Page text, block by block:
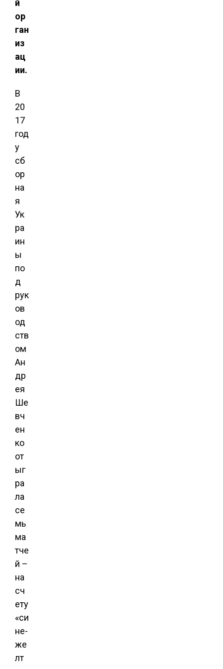
й
ор
ган
из
ац
ии.
В
20
17
год
у
сб
ор
на
я
Ук
ра
ин
ы
по
д
рук
ов
од
ств
ом
Ан
др
ея
Ше
вч
ен
ко
от
ыг
ра
ла
се
мь
ма
тче
й –
на
сч
ету
«си
не-
же
лт